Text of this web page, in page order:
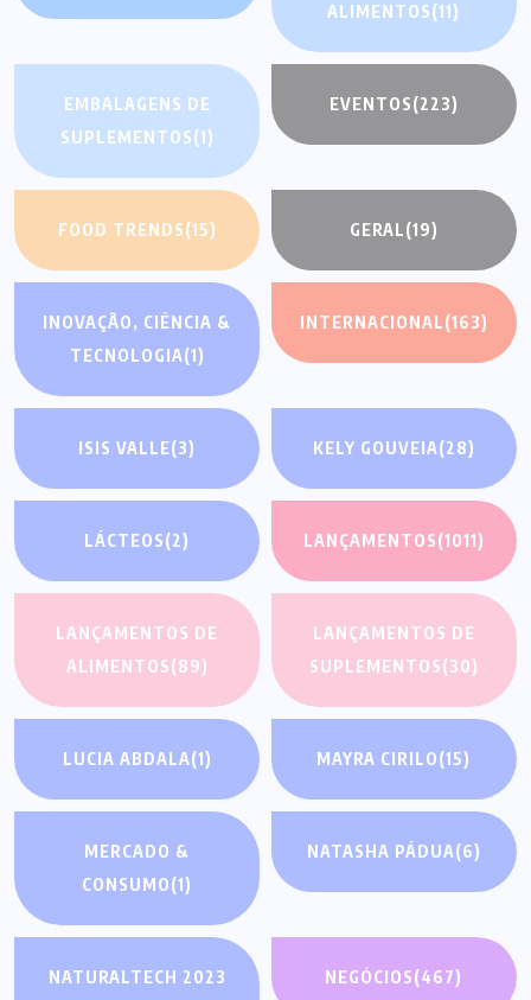
ALIMENTOS(11)
EMBALAGENS DE
SUPLEMENTOS(1)
EVENTOS(223)
FOOD TRENDS(15) GERAL(19)
INOVAÇÃO, CIÊNCIA &
TECNOLOGIA(1)
INTERNACIONAL(163)
ISIS VALLE(3) KELY GOUVEIA(28)
LÁCTEOS(2) LANÇAMENTOS(1011)
LANÇAMENTOS DE
ALIMENTOS(89)
LANÇAMENTOS DE
SUPLEMENTOS(30)
LUCIA ABDALA(1) MAYRA CIRILO(15)
MERCADO &
CONSUMO(1)
NATASHA PÁDUA(6)
NATURALTECH 2023 NEGÓCIOS(467)